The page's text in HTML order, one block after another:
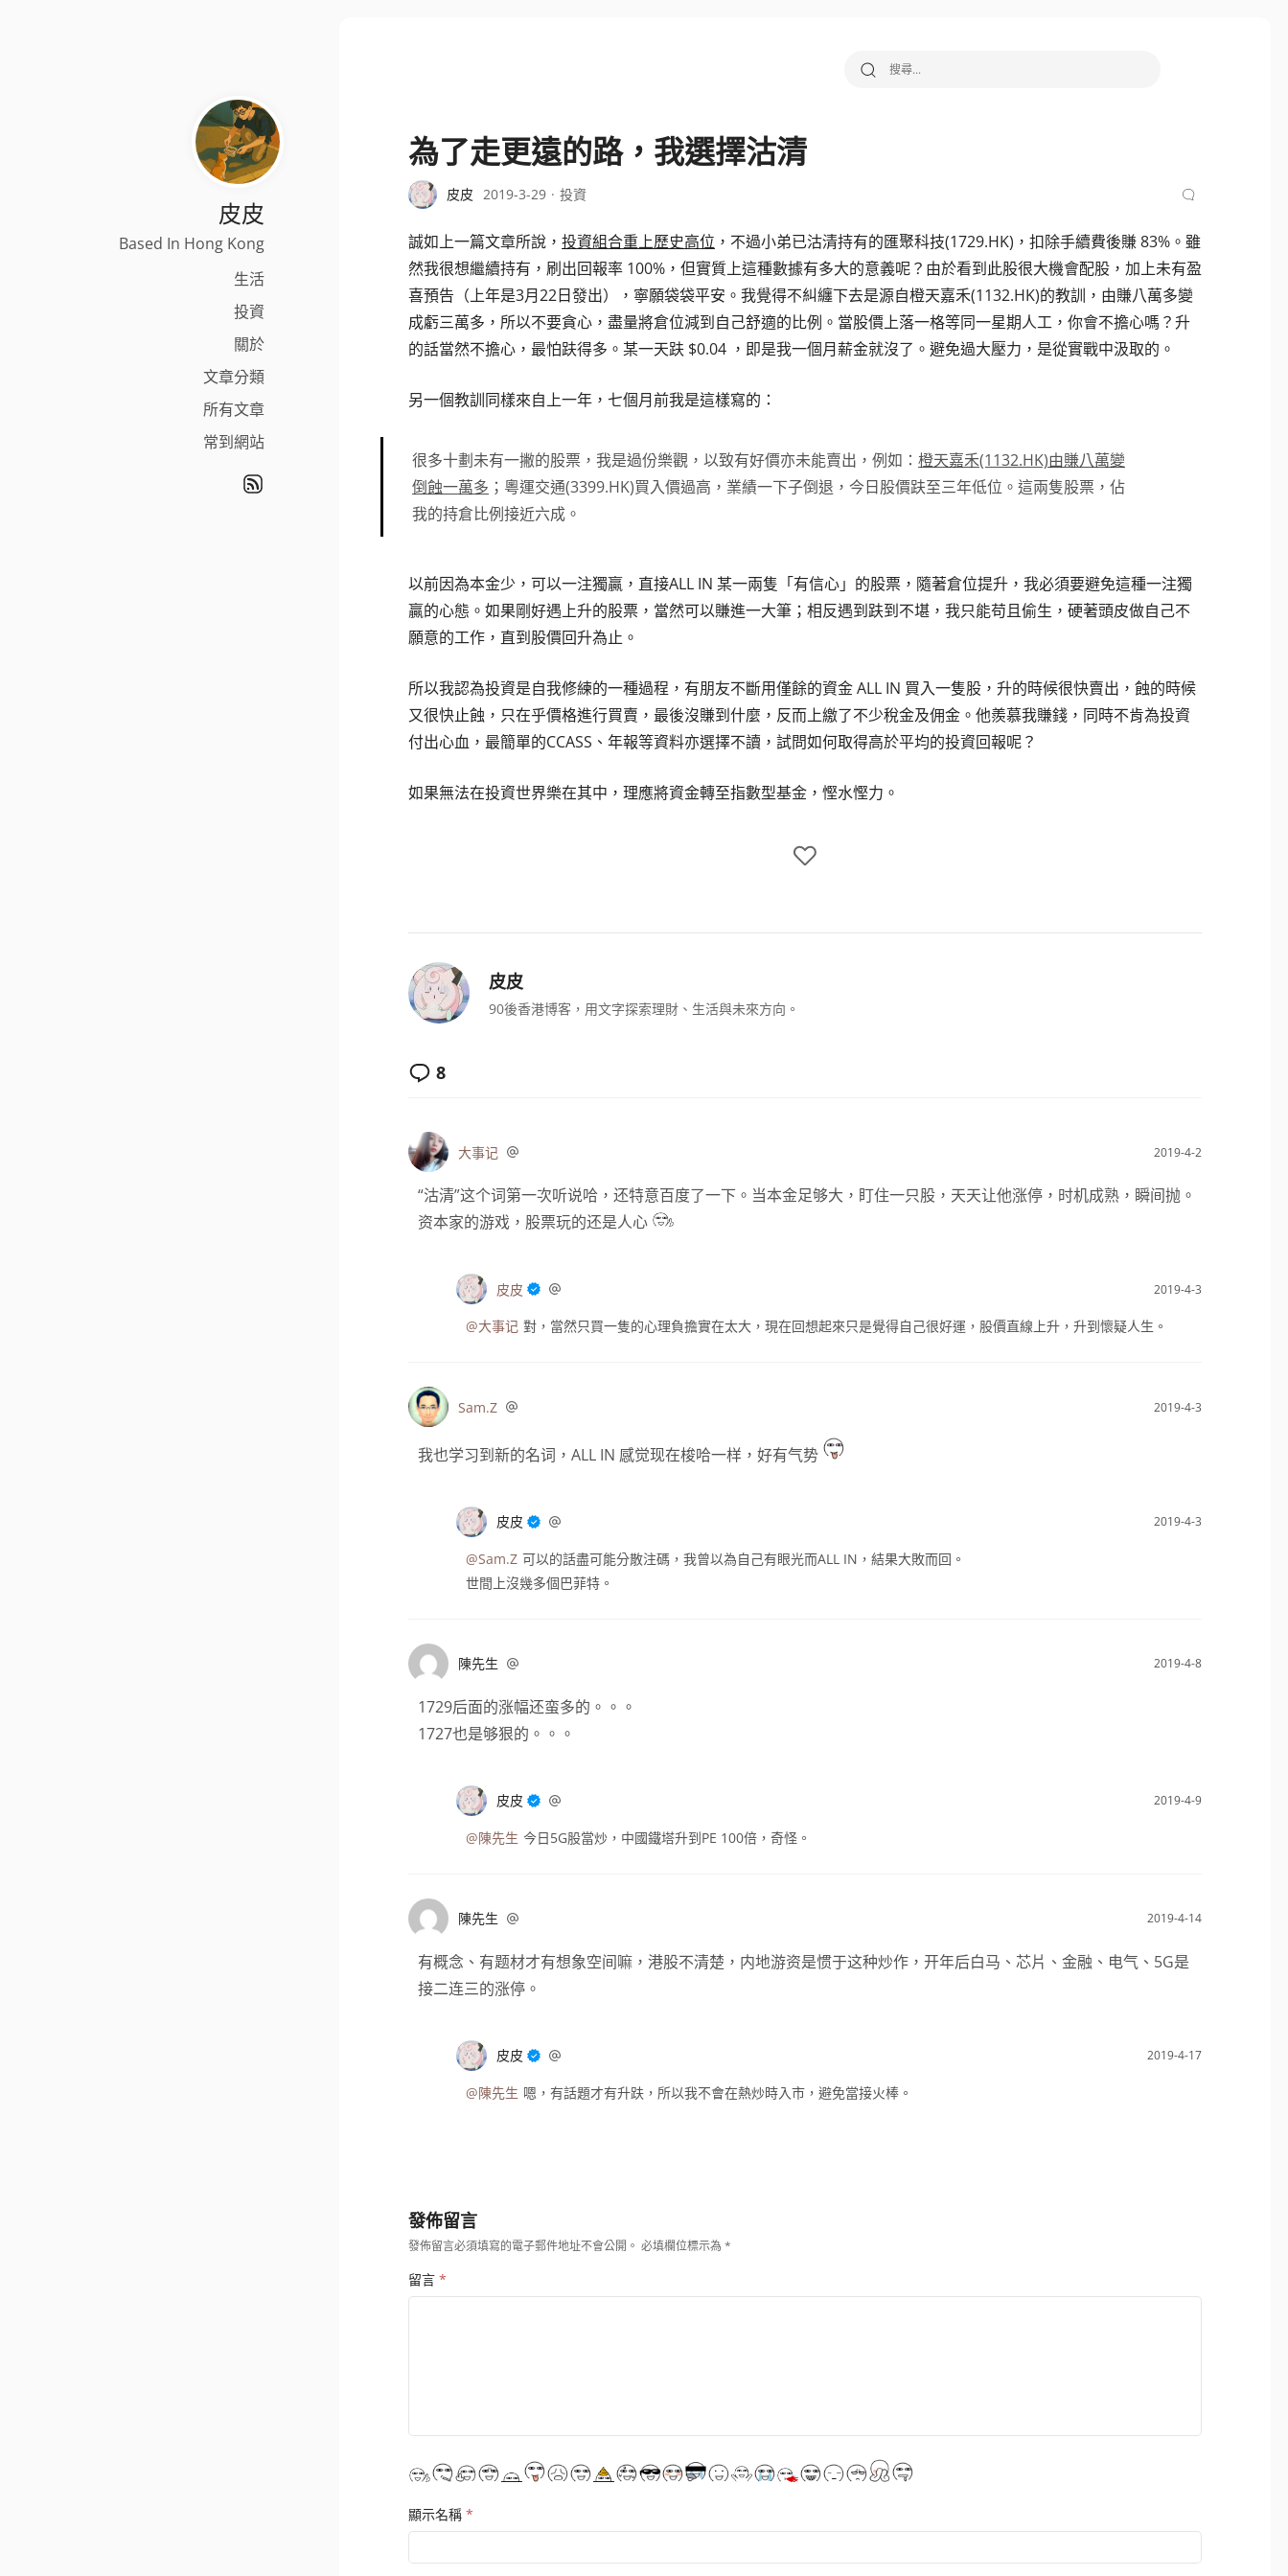
皮皮
Based In Hong Kong
生活
投資
關於
文章分類
所有文章
常到網站
搜尋關鍵字:
為了走更遠的路，我選擇沽清
皮皮 2019-3-29 投資
誠如上一篇文章所說， 投資組合重上歷史高位 ，不過小弟已沽清持有的匯聚科技(1729.HK)，扣除手續費後賺 83%。雖
然我很想繼續持有，刷出回報率 100%，但實質上這種數據有多大的意義呢？由於看到此股很大機會配股，加上未有盈
喜預告（上年是3月22日發出），寧願袋袋平安。我覺得不糾纏下去是源自橙天嘉禾(1132.HK)的教訓，由賺八萬多變
成虧三萬多，所以不要貪心，盡量將倉位減到自己舒適的比例。當股價上落一格等同一星期人工，你會不擔心嗎？升
的話當然不擔心，最怕趺得多。某一天趺 $0.04 ，即是我一個月薪金就沒了。避免過大壓力，是從實戰中汲取的。
另一個教訓同樣來自上一年，七個月前我是這樣寫的：
很多十劃未有一撇的股票，我是過份樂觀，以致有好價亦未能賣出，例如：橙天嘉禾(1132.HK)由賺八萬變
倒蝕一萬多 ；粵運交通(3399.HK)買入價過高，業績一下子倒退，今日股價趺至三年低位。這兩隻股票，佔
我的持倉比例接近六成。
以前因為本金少，可以一注獨贏，直接ALL IN 某一兩隻「有信心」的股票，隨著倉位提升，我必須要避免這種一注獨
贏的心態。如果剛好遇上升的股票，當然可以賺進一大筆；相反遇到趺到不堪，我只能苟且偷生，硬著頭皮做自己不
願意的工作，直到股價回升為止。
所以我認為投資是自我修練的一種過程，有朋友不斷用僅餘的資金 ALL IN 買入一隻股，升的時候很快賣出，蝕的時候
又很快止蝕，只在乎價格進行買賣，最後沒賺到什麼，反而上繳了不少稅金及佣金。他羨慕我賺錢，同時不肯為投資
付出心血，最簡單的CCASS、年報等資料亦選擇不讀，試問如何取得高於平均的投資回報呢？
如果無法在投資世界樂在其中，理應將資金轉至指數型基金，慳水慳力。
皮皮
90後香港博客，用文字探索理財、生活與未來方向。
8
大事记 2019-4-2
“沽清”这个词第一次听说哈，还特意百度了一下。当本金足够大，盯住一只股，天天让他涨停，时机成熟，瞬间抛。
资本家的游戏，股票玩的还是人心
皮皮 2019-4-3
@大事记 對，當然只買一隻的心理負擔實在太大，現在回想起來只是覺得自己很好運，股價直線上升，升到懷疑人生。
Sam.Z 2019-4-3
我也学习到新的名词，ALL IN 感觉现在梭哈一样，好有气势
皮皮 2019-4-3
@Sam.Z 可以的話盡可能分散注碼，我曾以為自己有眼光而ALL IN，結果大敗而回。
世間上沒幾多個巴菲特。
陳先生 2019-4-8
1729后面的涨幅还蛮多的。。。
1727也是够狠的。。。
皮皮 2019-4-9
@陳先生 今日5G股當炒，中國鐵塔升到PE 100倍，奇怪。
陳先生 2019-4-14
有概念、有题材才有想象空间嘛，港股不清楚，内地游资是惯于这种炒作，开年后白马、芯片、金融、电气、5G是
接二连三的涨停。
皮皮 2019-4-17
@陳先生 嗯，有話題才有升趺，所以我不會在熱炒時入市，避免當接火棒。
發佈留言
發佈留言必須填寫的電子郵件地址不會公開。 必填欄位標示為*
留言 *
顯示名稱 *